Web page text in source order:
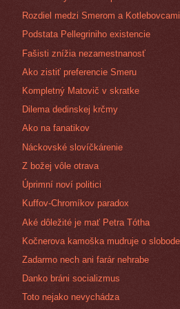
Rozdiel medzi Smerom a Kotlebovcami
Podstata Pellegriniho existencie
Fašisti znížia nezamestnanosť
Ako zistiť preferencie Smeru
Kompletný Matovič v skratke
Dilema dedinskej krčmy
Ako na fanatikov
Náckovské slovíčkárenie
Z božej vôle otrava
Úprimní noví politici
Kuffov-Chromíkov paradox
Aké dôležité je mať Petra Tótha
Kočnerova kamoška mudruje o slobode
Zadarmo nech ani farár nehrabe
Danko bráni socializmus
Toto nejako nevychádza